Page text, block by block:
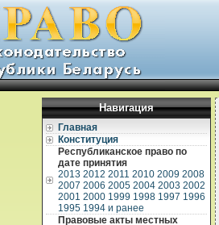
Навигация
Главная
Конституция
Республиканское право по
дате принятия
2013 2012 2011 2010 2009 2008
2007 2006 2005 2004 2003 2002
2001 2000 1999 1998 1997 1996
1995 1994 и ранее
Правовые акты местных